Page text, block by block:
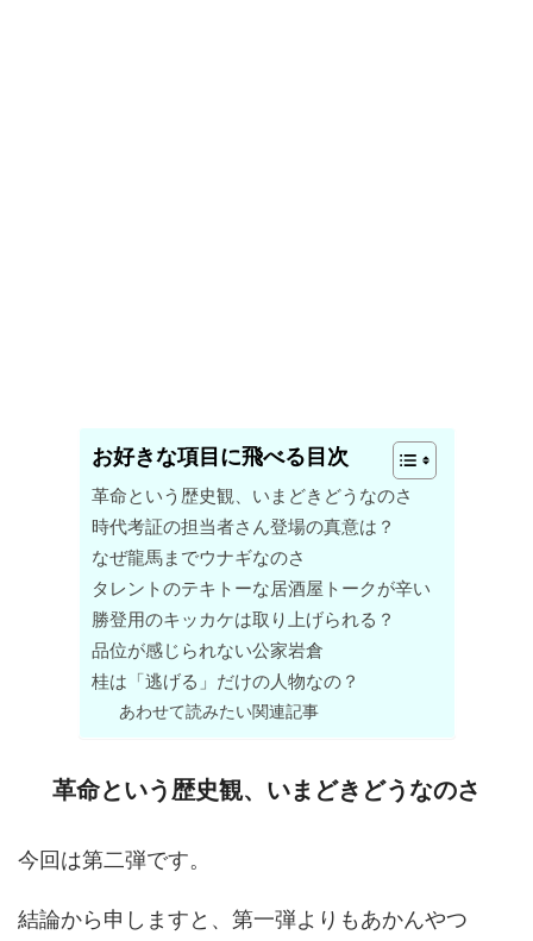
お好きな項目に飛べる目次
革命という歴史観、いまどきどうなのさ
時代考証の担当者さん登場の真意は？
なぜ龍馬までウナギなのさ
タレントのテキトーな居酒屋トークが辛い
勝登用のキッカケは取り上げられる？
品位が感じられない公家岩倉
桂は「逃げる」だけの人物なの？
あわせて読みたい関連記事
革命という歴史観、いまどきどうなのさ
今回は第二弾です。
結論から申しますと、第一弾よりもあかんやつ